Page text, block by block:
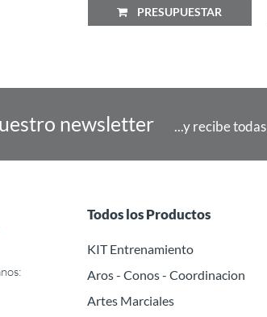
PRESUPUESTAR
newsletter ...y recibe todas
Todos los Productos
KIT Entrenamiento
Aros - Conos - Coordinacion
Artes Marciales